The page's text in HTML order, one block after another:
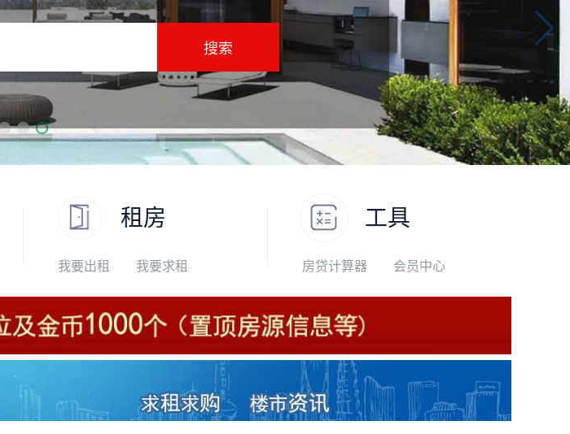
搜索
租房
我要出租 我要求租
工具
房贷计算器 会员中心